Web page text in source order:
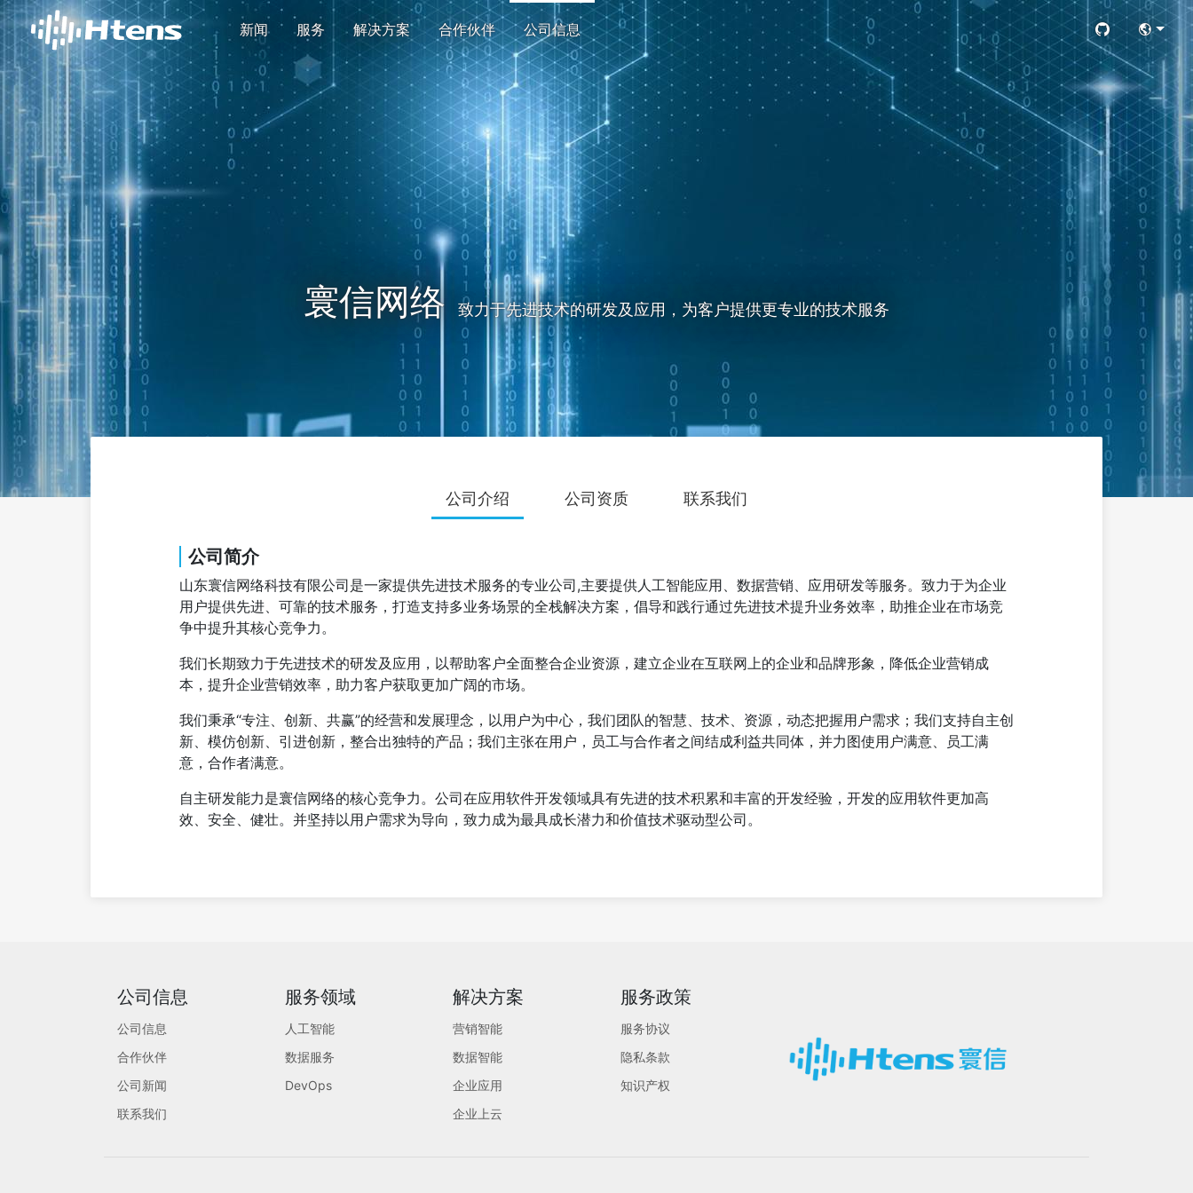
新闻 服务 解决方案 合作伙伴 公司信息(current)  
寰信网络 致力于先进技术的研发及应用，为客户提供更专业的技术服务
公司介绍 公司资质 联系我们
公司简介
山东寰信网络科技有限公司是一家提供先进技术服务的专业公司,主要提供人工智能应用、数据营销、应用研发等服务。致力于为企业
用户提供先进、可靠的技术服务，打造支持多业务场景的全栈解决方案，倡导和践行通过先进技术提升业务效率，助推企业在市场竞
争中提升其核心竞争力。
我们长期致力于先进技术的研发及应用，以帮助客户全面整合企业资源，建立企业在互联网上的企业和品牌形象，降低企业营销成
本，提升企业营销效率，助力客户获取更加广阔的市场。
我们秉承“专注、创新、共赢”的经营和发展理念，以用户为中心，我们团队的智慧、技术、资源，动态把握用户需求；我们支持自主创
新、模仿创新、引进创新，整合出独特的产品；我们主张在用户，员工与合作者之间结成利益共同体，并力图使用户满意、员工满
意，合作者满意。
自主研发能力是寰信网络的核心竞争力。公司在应用软件开发领域具有先进的技术积累和丰富的开发经验，开发的应用软件更加高
效、安全、健壮。并坚持以用户需求为导向，致力成为最具成长潜力和价值技术驱动型公司。
公司信息
公司信息
合作伙伴
公司新闻
联系我们
服务领域
人工智能
数据服务
DevOps
解决方案
营销智能
数据智能
企业应用
企业上云
服务政策
服务协议
隐私条款
知识产权